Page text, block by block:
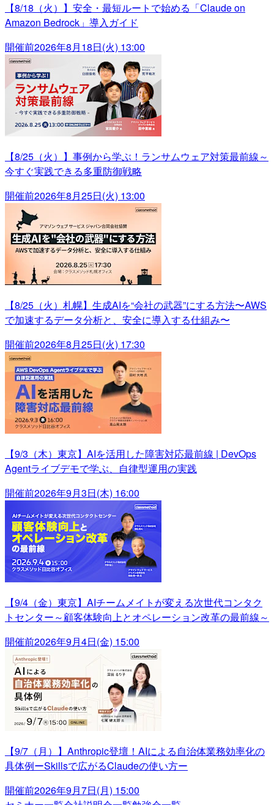
【8/18（火）】安全・最短ルートで始める「Claude on
Amazon Bedrock」導入ガイド
開催前2026年8月18日(火) 13:00
【8/25（火）】事例から学ぶ！ランサムウェア対策最前線～
今すぐ実践できる多重防御戦略
開催前2026年8月25日(火) 13:00
【8/25（火）札幌】生成AIを“会社の武器”にする方法〜AWS
で加速するデータ分析と、安全に導入する仕組み〜
開催前2026年8月25日(火) 17:30
【9/3（木）東京】AIを活用した障害対応最前線 | DevOps
Agentライブデモで学ぶ、自律型運用の実践
開催前2026年9月3日(木) 16:00
【9/4（金）東京】AIチームメイトが変える次世代コンタク
トセンター～顧客体験向上とオペレーション改革の最前線～
開催前2026年9月4日(金) 15:00
【9/7（月）】Anthropic登壇！AIによる自治体業務効率化の
具体例ーSkillsで広がるClaudeの使い方ー
開催前2026年9月7日(月) 15:00